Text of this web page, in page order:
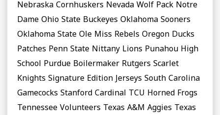
Nebraska Cornhuskers Nevada Wolf Pack Notre
Dame Ohio State Buckeyes Oklahoma Sooners
Oklahoma State Ole Miss Rebels Oregon Ducks
Patches Penn State Nittany Lions Punahou High
School Purdue Boilermaker Rutgers Scarlet
Knights Signature Edition Jerseys South Carolina
Gamecocks Stanford Cardinal TCU Horned Frogs
Tennessee Volunteers Texas A&M Aggies Texas